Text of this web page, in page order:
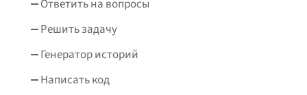
Ответить на вопросы
Решить задачу
Генератор историй
Написать код